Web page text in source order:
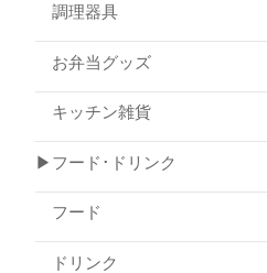
調理器具
お弁当グッズ
キッチン雑貨
▶フード･ドリンク
フード
ドリンク